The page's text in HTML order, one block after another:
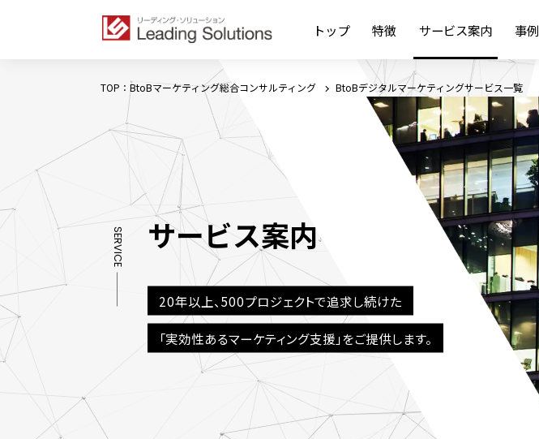
トップ 特徴 サービス案内 事例
TOP：BtoBマーケティング総合コンサルティング BtoBデジタルマーケティングサービス一覧
SERVICE サービス案内
20年以上、500プロジェクトで追求し続けた
「実効性あるマーケティング支援」をご提供します。